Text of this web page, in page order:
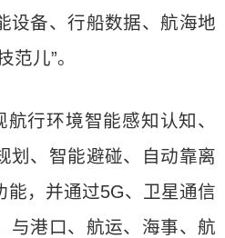
设备、行船数据、航海地
范儿”。
航行环境智能感知认知、
划、智能避碰、自动靠离
能，并通过5G、卫星通信
与港口、航运、海事、航